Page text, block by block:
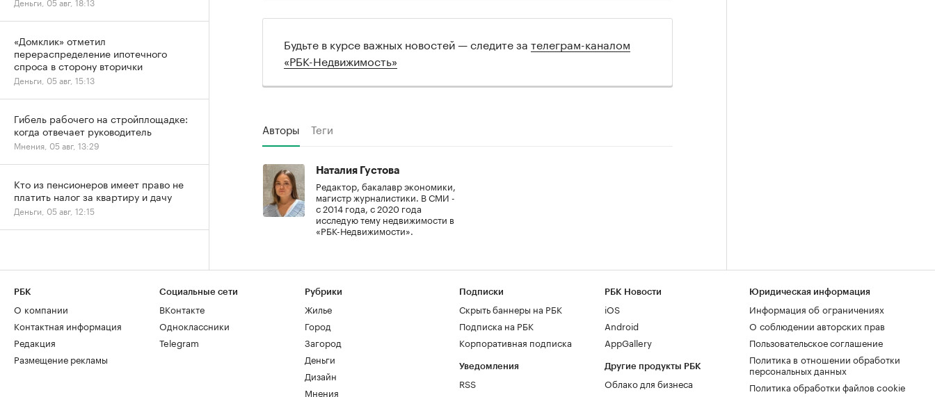
Будьте в курсе важных новостей — следите за телеграм-каналом
«РБК-Недвижимость»
Авторы Теги
Наталия Густова
Редактор, бакалавр экономики,
магистр журналистики. В СМИ -
с 2014 года, с 2020 года
исследую тему недвижимости в
«РБК-Недвижимости».
«Домклик» отметил
перераспределение ипотечного
спроса в сторону вторички
Деньги, 05 авг, 15:13
Гибель рабочего на стройплощадке:
когда отвечает руководитель
Мнения, 05 авг, 13:29
Кто из пенсионеров имеет право не
платить налог за квартиру и дачу
Деньги, 05 авг, 12:15
РБК
О компании
Контактная информация
Редакция
Размещение рекламы
Социальные сети
ВКонтакте
Одноклассники
Telegram
Рубрики
Жилье
Город
Загород
Деньги
Дизайн
Мнения
Подписки
Скрыть баннеры на РБК
Подписка на РБК
Корпоративная подписка
Уведомления
RSS
РБК Новости
iOS
Android
AppGallery
Другие продукты РБК
Облако для бизнеса
Юридическая информация
Информация об ограничениях
О соблюдении авторских прав
Пользовательское соглашение
Политика в отношении обработки
персональных данных
Политика обработки файлов cookie